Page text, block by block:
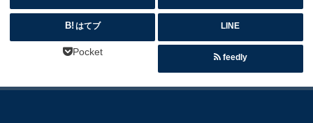
はてブ LINE
Pocket feedly